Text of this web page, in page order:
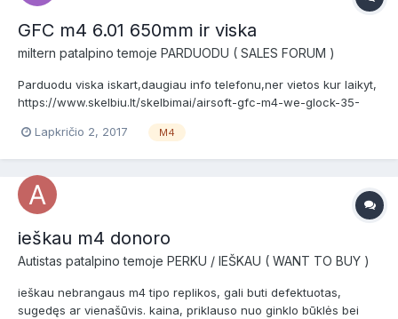
GFC m4 6.01 650mm ir viska
miltern patalpino temoje PARDUODU ( SALES FORUM )
Parduodu viska iskart,daugiau info telefonu,ner vietos kur laikyt,
https://www.skelbiu.lt/skelbimai/airsoft-gfc-m4-we-glock-35-
Lapkričio 2, 2017
M4
ieškau m4 donoro
Autistas patalpino temoje PERKU / IEŠKAU ( WANT TO BUY )
ieškau nebrangaus m4 tipo replikos, gali buti defektuotas,
sugedęs ar vienašūvis. kaina, priklauso nuo ginklo būklės bei